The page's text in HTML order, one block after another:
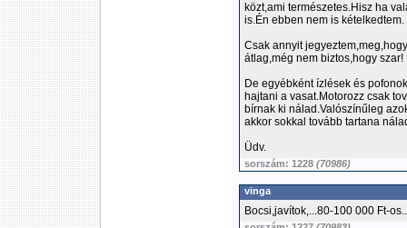
közt,ami természetes.Hisz ha
is.Én ebben nem is kételkedtem.
Csak annyit
átlag,még nem biztos,hogy szar!
De egyébként ízlések és
hajtani a vasat.Motorozz csak
bírnak ki nálad.Valószínűleg
akkor sokkal tovább tartana
Üdv.
sorszám: 1228 (70986)
vinga
Bocsi,javítok,...80-100 000 Ft-